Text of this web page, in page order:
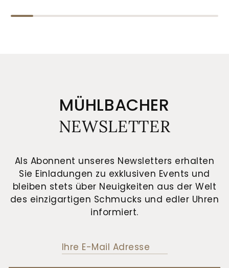
MÜHLBACHER
NEWSLETTER
Als Abonnent unseres Newsletters erhalten
Sie Einladungen zu exklusiven Events und
bleiben stets über Neuigkeiten aus der Welt
des einzigartigen Schmucks und edler Uhren
informiert.